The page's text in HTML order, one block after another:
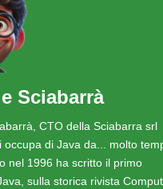
un modello di maturità
a RESTful
alla scoperta della
in Giappone
serie